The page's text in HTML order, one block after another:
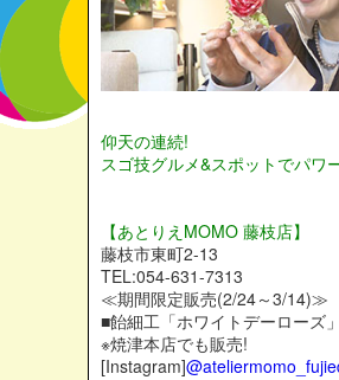
仰天の連続!
スゴ技グルメ&スポットでパワ
【あとりえMOMO 藤枝店】
藤枝市東町2-13
TEL:054-631-7313
≪期間限定販売(2/24～3/14)≫
■飴細工「ホワイトデーローズ
※焼津本店でも販売!
[Instagram]